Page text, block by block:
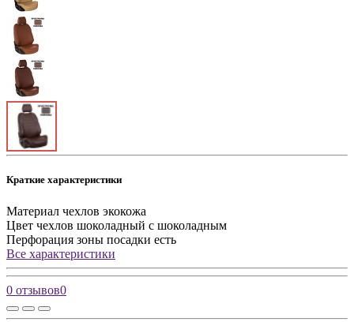
Краткие характеристики
Материал чехлов экокожа
Цвет чехлов шоколадный с шоколадным
Перфорация зоны посадки есть
Все характеристики
0 отзывов0